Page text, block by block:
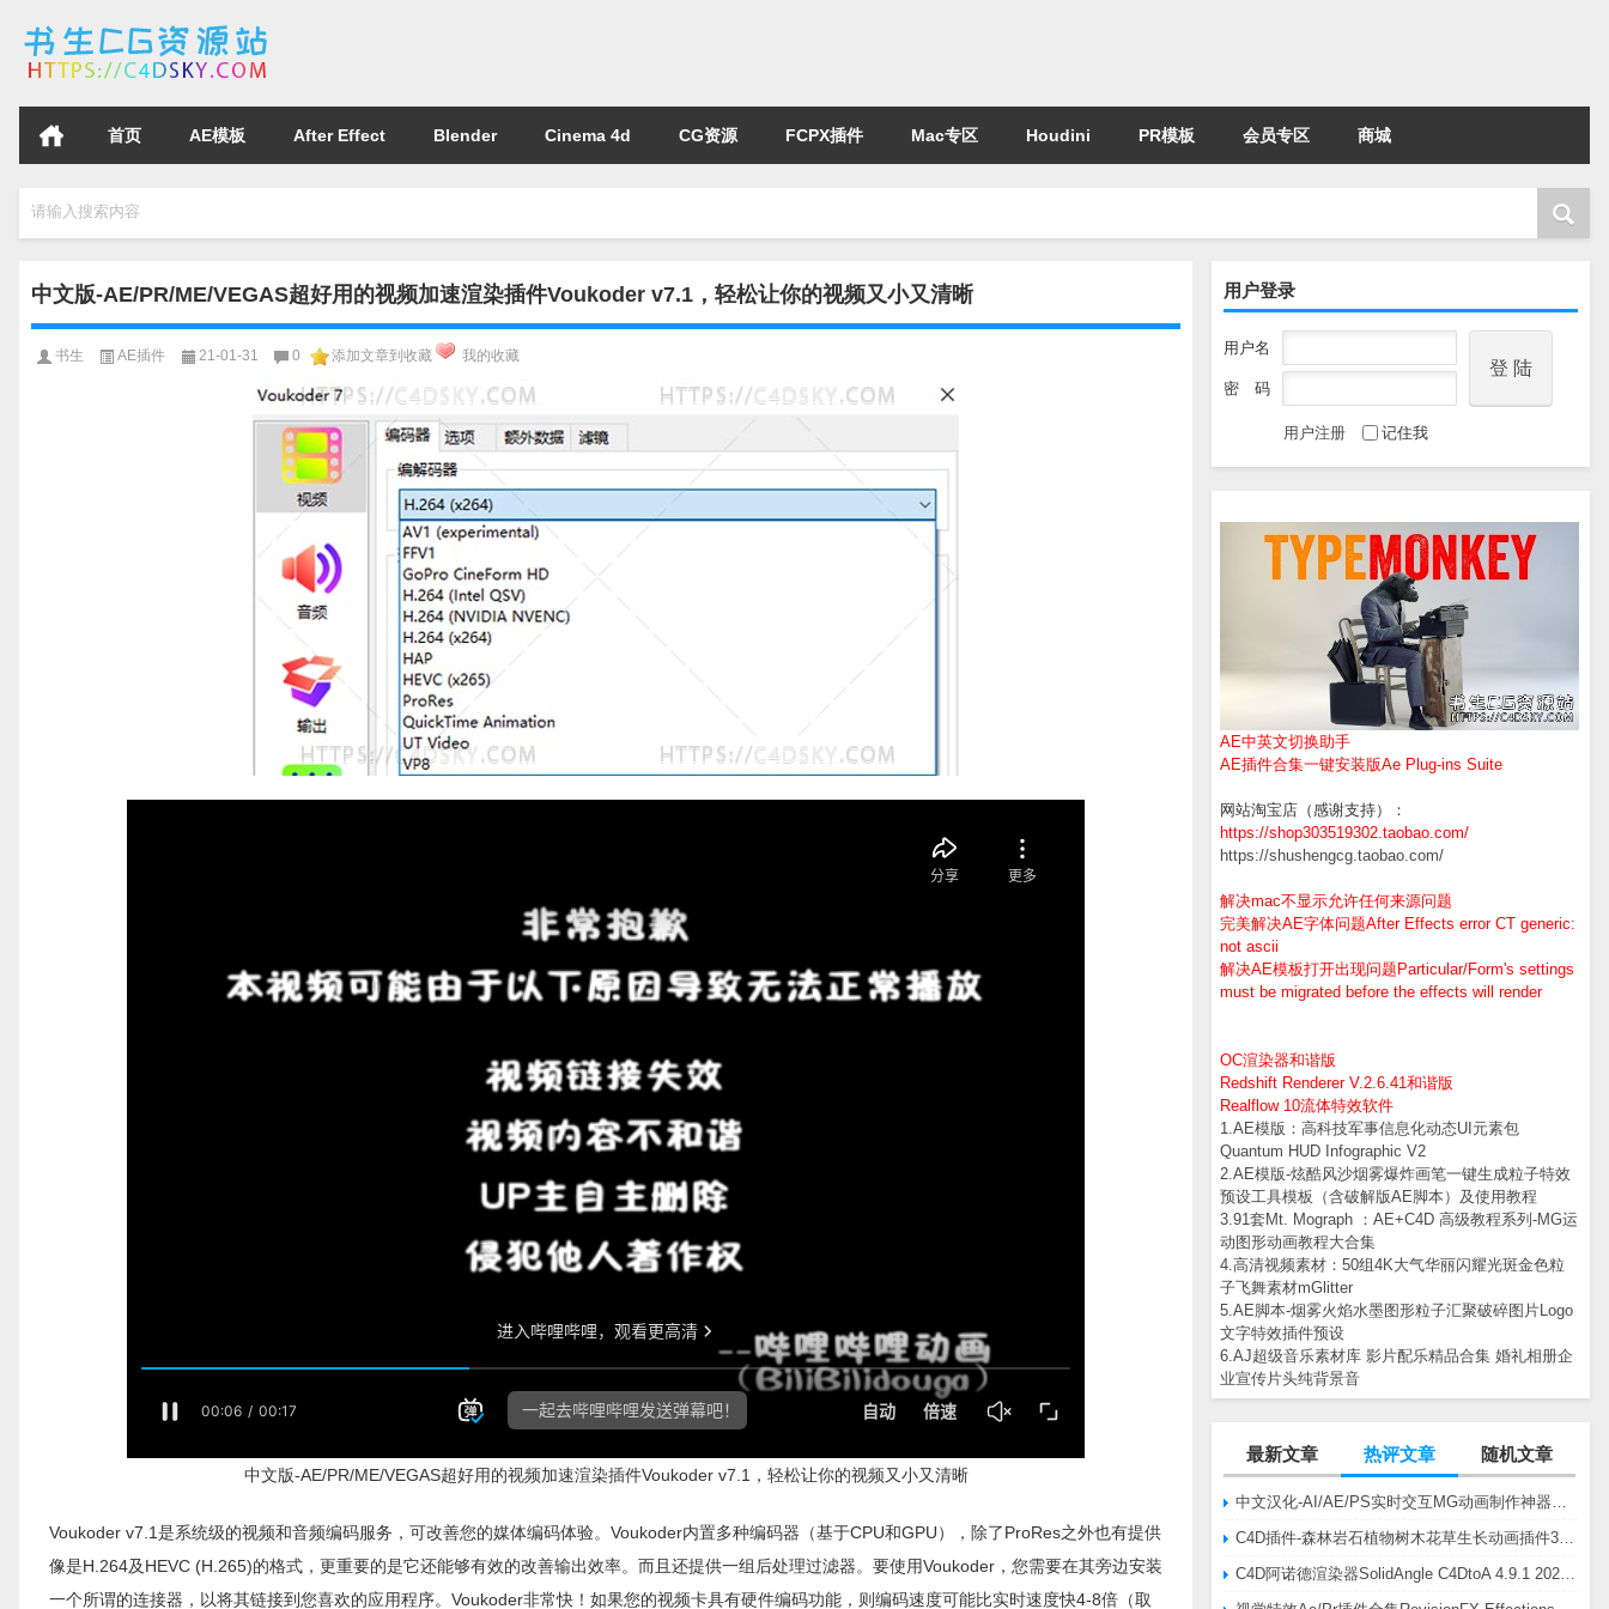
首页 AE模板 After Effect Blender Cinema 4d CG资源 FCPX插件 Mac专区 Houdini PR模板 会员专区 商城
请输入搜索内容
用户登录
用户名
密 码
用户注册 记住我
AE中英文切换助手
AE插件合集一键安装版Ae Plug-ins Suite
网站淘宝店（感谢支持）：
https://shop303519302.taobao.com/
https://shushengcg.taobao.com/
解决mac不显示允许任何来源问题
完美解决AE字体问题After Effects error CT generic:
not ascii
解决AE模板打开出现问题Particular/Form's settings
must be migrated before the effects will render
OC渲染器和谐版
Redshift Renderer V.2.6.41和谐版
Realflow 10流体特效软件
1.AE模版：高科技军事信息化动态UI元素包
Quantum HUD Infographic V2
2.AE模版-炫酷风沙烟雾爆炸画笔一键生成粒子特效
预设工具模板（含破解版AE脚本）及使用教程
3.91套Mt. Mograph ：AE+C4D 高级教程系列-MG运
动图形动画教程大合集
4.高清视频素材：50组4K大气华丽闪耀光斑金色粒
子飞舞素材mGlitter
5.AE脚本-烟雾火焰水墨图形粒子汇聚破碎图片Logo
文字特效插件预设
6.AJ超级音乐素材库 影片配乐精品合集 婚礼相册企
业宣传片头纯背景音
最新文章 热评文章 随机文章
中文版-AE/PR/ME/VEGAS超好用的视频加速渲染插件Voukoder v7.1，轻松让你的视频又小又清晰
书生 AE插件 21-01-31 0 添加文章到收藏 我的收藏
中文版-AE/PR/ME/VEGAS超好用的视频加速渲染插件Voukoder v7.1，轻松让你的视频又小又清晰
Voukoder v7.1是系统级的视频和音频编码服务，可改善您的媒体编码体验。Voukoder内置多种编码器（基于CPU和GPU），除了ProRes之外也有提供
像是H.264及HEVC (H.265)的格式，更重要的是它还能够有效的改善输出效率。而且还提供一组后处理过滤器。要使用Voukoder，您需要在其旁边安装
一个所谓的连接器，以将其链接到您喜欢的应用程序。Voukoder非常快！如果您的视频卡具有硬件编码功能，则编码速度可能比实时速度快4-8倍（取